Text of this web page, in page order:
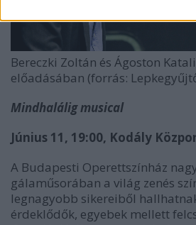
Bereczki Zoltán és Ágoston
előadásában (forrás:
Mindhalálig musical
Június 11, 19:00, Kodály
A Budapesti Operettszínház
gálaműsorában a világ zenés
legnagyobb sikereiből
érdeklődők, egyebek mellett